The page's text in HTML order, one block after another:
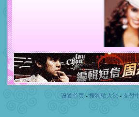
设置首页 - 搜狗输入法 - 支付